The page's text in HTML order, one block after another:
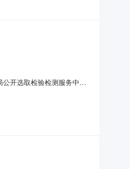
开选取检验检测服务中介
费